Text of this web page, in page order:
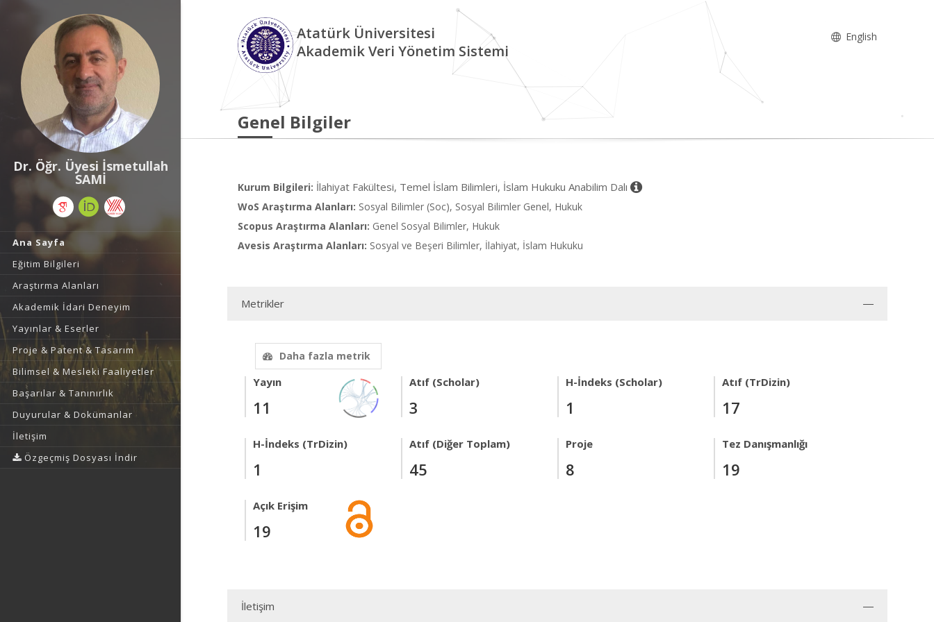
Dr. Öğr. Üyesi İsmetullah
SAMİ
Ana Sayfa
Eğitim Bilgileri
Araştırma Alanları
Akademik İdari Deneyim
Yayınlar & Eserler
Proje & Patent & Tasarım
Bilimsel & Mesleki Faaliyetler
Başarılar & Tanınırlık
Duyurular & Dokümanlar
İletişim
Özgeçmiş Dosyası İndir
Atatürk Üniversitesi
Akademik Veri Yönetim Sistemi
English
Genel Bilgiler
Kurum Bilgileri: İlahiyat Fakültesi, Temel İslam Bilimleri, İslam Hukuku Anabilim Dalı
WoS Araştırma Alanları: Sosyal Bilimler (Soc), Sosyal Bilimler Genel, Hukuk
Scopus Araştırma Alanları: Genel Sosyal Bilimler, Hukuk
Avesis Araştırma Alanları: Sosyal ve Beşeri Bilimler, İlahiyat, İslam Hukuku
Metrikler
Daha fazla metrik
Yayın
11
Atıf (Scholar)
3
H-İndeks (Scholar)
1
Atıf (TrDizin)
17
H-İndeks (TrDizin)
1
Atıf (Diğer Toplam)
45
Proje
8
Tez Danışmanlığı
19
Açık Erişim
19
İletişim